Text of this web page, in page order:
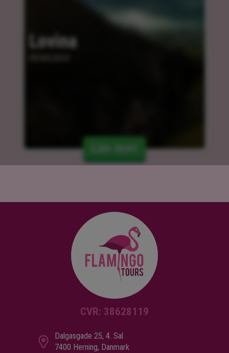
Lovina
Läs mer
CVR: 38628119
Dalgasgade 25, 4. Sal
7400 Herning, Danmark